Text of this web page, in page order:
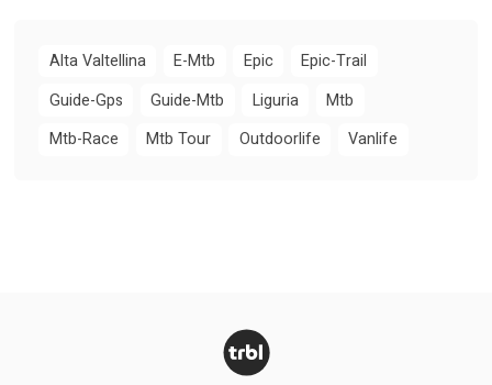
Alta Valtellina E-Mtb Epic
Epic-Trail
Guide-Gps
Guide-Mtb Liguria
Mtb
Mtb-Race
Mtb Tour Outdoorlife Vanlife